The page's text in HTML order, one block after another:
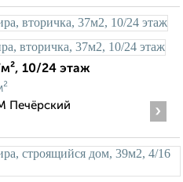
10/24 этаж
Печёрский
›